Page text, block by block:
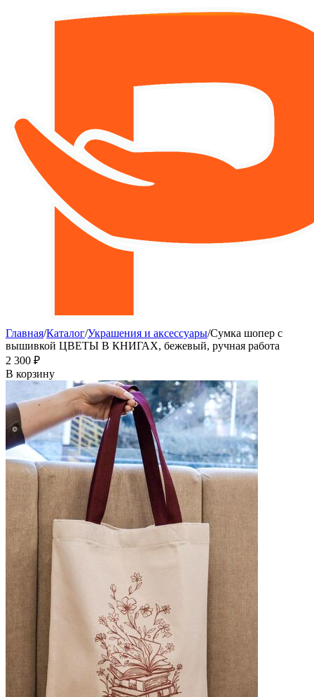
Главная/Каталог/Украшения и аксессуары/Сумка шопер с
вышивкой ЦВЕТЫ В КНИГАХ, бежевый, ручная работа
2 300 ₽
В корзину